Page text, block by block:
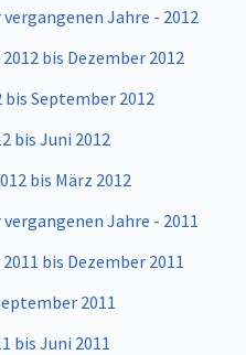
Jahre - 2012
bis Dezember 2012
September 2012
bis Juni 2012
bis März 2012
Jahre - 2011
bis Dezember 2011
2011
bis Juni 2011